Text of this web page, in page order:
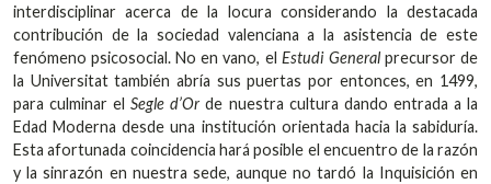
interdisciplinar acerca de la locura considerando la destacada
contribución de la sociedad valenciana a la asistencia de este
fenómeno psicosocial. No en vano, el Estudi Generalprecursor de
la Universitat también abría sus puertas por entonces, en 1499,
para culminar elSegle d’Orde nuestra cultura dando entrada a la
Edad Moderna desde una institución orientada hacia la sabiduría.
Esta afortunada coincidencia hará posible el encuentro de la razón
y la sinrazón en nuestra sede, aunque no tardó la Inquisición en